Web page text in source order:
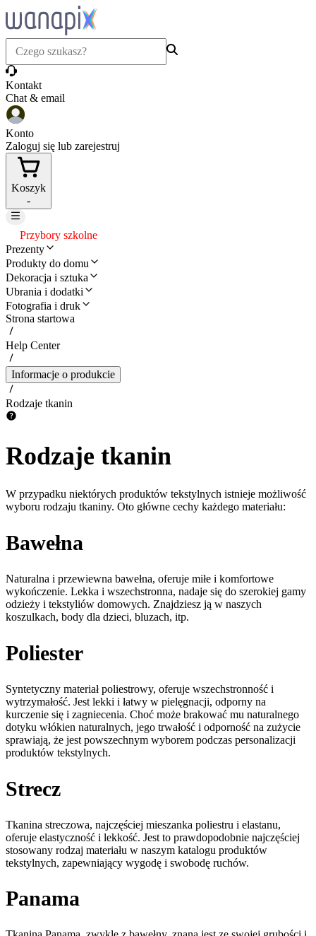
Kontakt
Chat & email
Konto
Zaloguj się lub zarejestruj
Koszyk
-
Przybory szkolne
Prezenty
Produkty do domu
Dekoracja i sztuka
Ubrania i dodatki
Fotografia i druk
Strona startowa
Help Center
Informacje o produkcie
Rodzaje tkanin
Rodzaje tkanin
W przypadku niektórych produktów tekstylnych istnieje możliwość
wyboru rodzaju tkaniny. Oto główne cechy każdego materiału:
Bawełna
Naturalna i przewiewna bawełna, oferuje miłe i komfortowe
wykończenie. Lekka i wszechstronna, nadaje się do szerokiej gamy
odzieży i tekstyliów domowych. Znajdziesz ją w naszych
koszulkach, body dla dzieci, bluzach, itp.
Poliester
Syntetyczny materiał poliestrowy, oferuje wszechstronność i
wytrzymałość. Jest lekki i łatwy w pielęgnacji, odporny na
kurczenie się i zagniecenia. Choć może brakować mu naturalnego
dotyku włókien naturalnych, jego trwałość i odporność na zużycie
sprawiają, że jest powszechnym wyborem podczas personalizacji
produktów tekstylnych.
Strecz
Tkanina streczowa, najczęściej mieszanka poliestru i elastanu,
oferuje elastyczność i lekkość. Jest to prawdopodobnie najczęściej
stosowany rodzaj materiału w naszym katalogu produktów
tekstylnych, zapewniający wygodę i swobodę ruchów.
Panama